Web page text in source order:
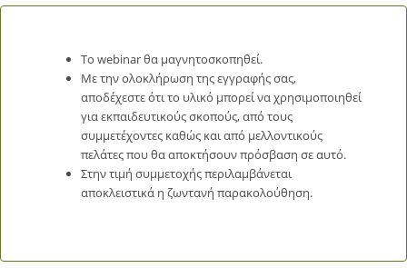
Το webinar θα μαγνητοσκοπηθεί.
Με την ολοκλήρωση της εγγραφής σας,
αποδέχεστε ότι το υλικό μπορεί να χρησιμοποιηθεί
για εκπαιδευτικούς σκοπούς, από τους
συμμετέχοντες καθώς και από μελλοντικούς
πελάτες που θα αποκτήσουν πρόσβαση σε αυτό.
Στην τιμή συμμετοχής περιλαμβάνεται
αποκλειστικά η ζωντανή παρακολούθηση.